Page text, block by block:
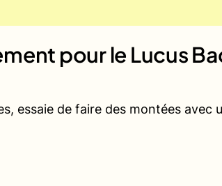
pour le Lucus
essaie de faire des montées avec